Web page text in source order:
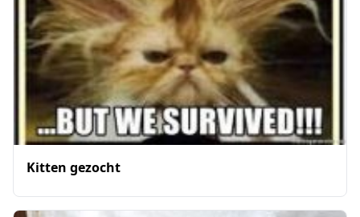
Kitten gezocht